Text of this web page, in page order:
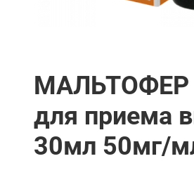
МАЛЬТОФЕР
для приема
30мл 50мг/